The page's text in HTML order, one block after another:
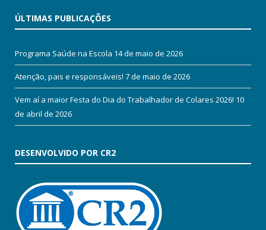
ÚLTIMAS PUBLICAÇÕES
Programa Saúde na Escola 14 de maio de 2026
Atenção, pais e responsáveis! 7 de maio de 2026
Vem aí a maior Festa do Dia do Trabalhador de Colares 2026! 10
de abril de 2026
DESENVOLVIDO POR CR2